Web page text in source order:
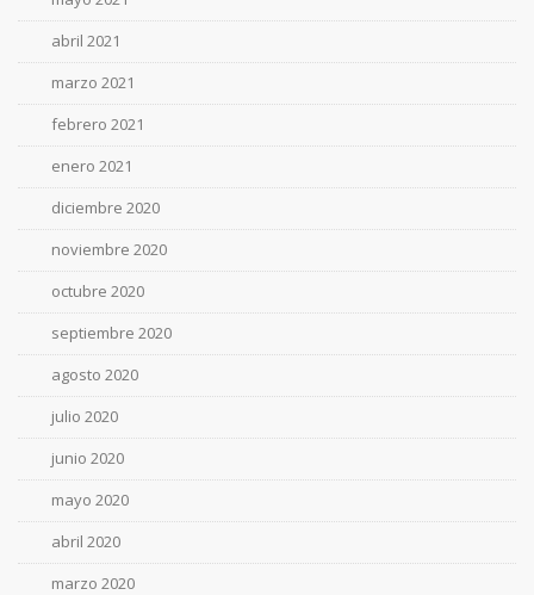
abril 2021
marzo 2021
febrero 2021
enero 2021
diciembre 2020
noviembre 2020
octubre 2020
septiembre 2020
agosto 2020
julio 2020
junio 2020
mayo 2020
abril 2020
marzo 2020